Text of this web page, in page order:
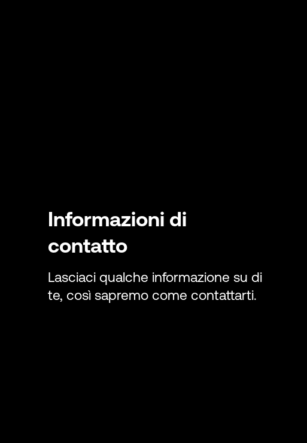
Informazioni di
contatto
Lasciaci qualche informazione su di
te, così sapremo come contattarti.